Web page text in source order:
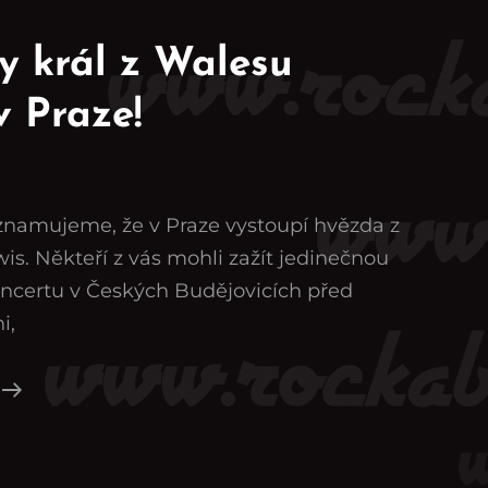
král z Walesu
Praze!
že v Praze vystoupí hvězda z
Někteří z vás mohli zažít jedinečnou
v Českých Budějovicích před
Rockabilly